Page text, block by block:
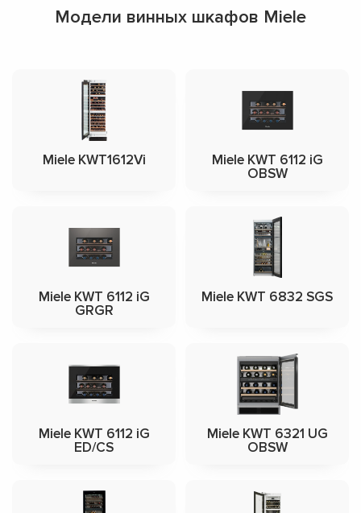
Модели винных шкафов Miele
Miele KWT1612Vi
Miele KWT 6112 iG
OBSW
Miele KWT 6112 iG
GRGR
Miele KWT 6832 SGS
Miele KWT 6112 iG
ED/CS
Miele KWT 6321 UG
OBSW